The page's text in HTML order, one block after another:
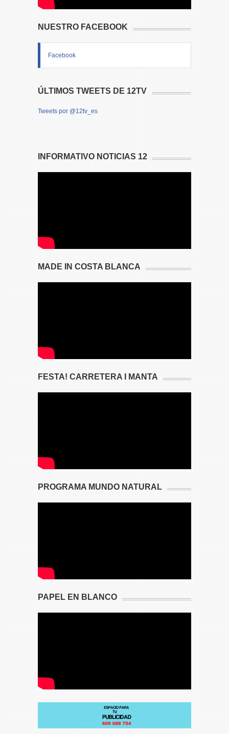
NUESTRO FACEBOOK
Facebook
ÚLTIMOS TWEETS DE 12TV
Tweets por @12tv_es
INFORMATIVO NOTICIAS 12
MADE IN COSTA BLANCA
FESTA! CARRETERA I MANTA
PROGRAMA MUNDO NATURAL
PAPEL EN BLANCO